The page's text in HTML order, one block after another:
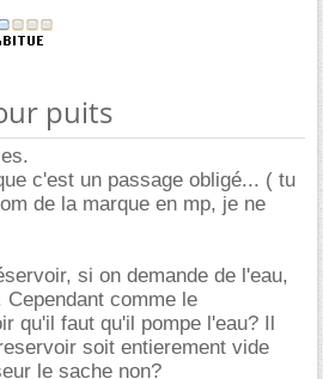
puits
c'est un passage obligé... ( tu
de la marque en mp, je ne
si on demande de l'eau,
comme le
qu'il faut qu'il pompe l'eau? Il
soit entierement vide
le sache non?